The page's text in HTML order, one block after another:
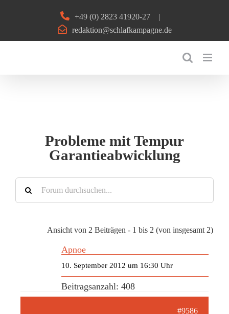
+49 (0) 2823 41920-27
|
redaktion@schlafkampagne.de
Probleme mit Tempur
Garantieabwicklung
Ansicht von 2 Beiträgen - 1 bis 2 (von insgesamt 2)
Apnoe
10. September 2012 um 16:30 Uhr
Beitragsanzahl: 408
#9586